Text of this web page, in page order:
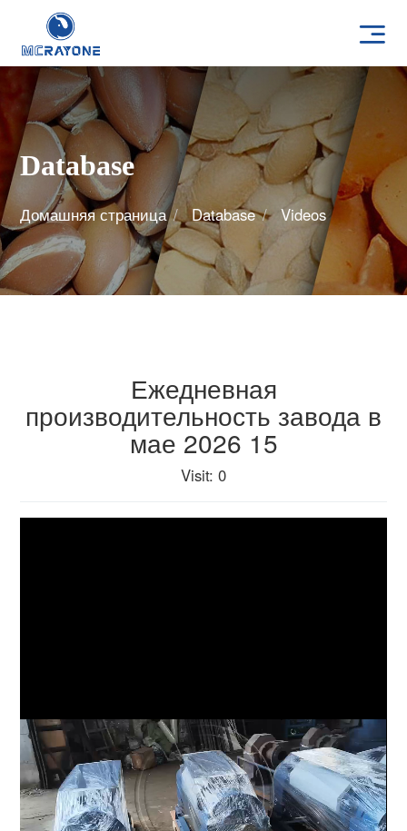
Database
Домашняя страница Database Videos
Ежедневная
производительность завода в
мае 2026 15
Visit: 0